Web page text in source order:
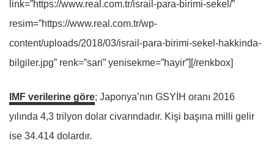
link=”https://www.real.com.tr/israil-para-birimi-sekel/”
resim=”https://www.real.com.tr/wp-
content/uploads/2018/03/israil-para-birimi-sekel-hakkinda-
bilgiler.jpg” renk=”sari” yenisekme=”hayir”][/renkbox]
IMF verilerine göre; Japonya’nın GSYİH oranı 2016
yılında 4,3 trilyon dolar civarındadır. Kişi başına milli gelir
ise 34.414 dolardır.